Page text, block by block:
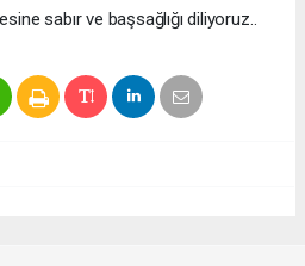
sabır ve başsağlığı diliyoruz..